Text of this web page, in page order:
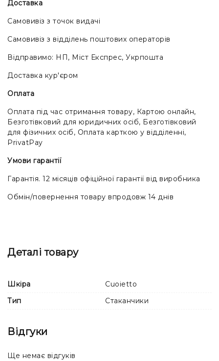
Доставка
Самовивіз з точок видачі
Самовивіз з відділень поштових операторів
Відправимо: НП, Міст Експрес, Укрпошта
Доставка кур'єром
Оплата
Оплата під час отримання товару, Картою онлайн,
Безготівковий для юридичних осіб, Безготівковий
для фізичних осіб, Оплата карткою у відділенні,
PrivatPay
Умови гарантії
Гарантія. 12 місяців офіційної гарантії від виробника
Обмін/повернення товару впродовж 14 днів
Деталі товару
Шкіра
Cuoietto
Тип
Стаканчики
Відгуки
Ще немає відгуків